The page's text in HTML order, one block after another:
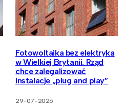
Fotowoltaika bez elektryka
w Wielkiej Brytanii. Rząd
chce zalegalizować
instalacje „plug and play”
29-07-2026